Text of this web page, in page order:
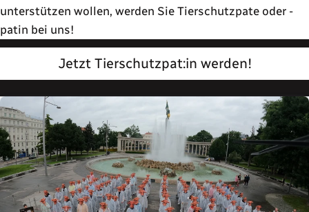
unterstützen wollen, werden Sie Tierschutzpate oder -
patin bei uns!
Jetzt Tierschutzpat:in werden!